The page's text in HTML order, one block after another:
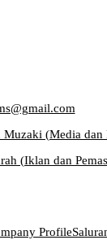
Muzaki (Media
(Iklan dan
Profile